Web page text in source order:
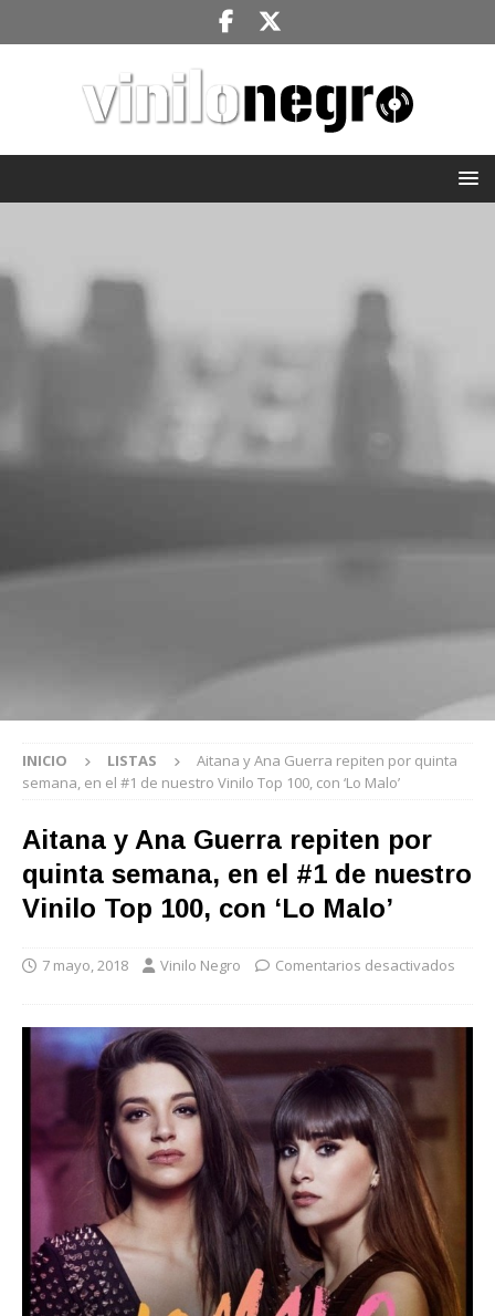
INICIO LISTAS
Aitana y Ana Guerra repiten por quinta
semana, en el #1 de nuestro Vinilo Top 100, con ‘Lo Malo’
Aitana y Ana Guerra repiten por
quinta semana, en el #1 de nuestro
Vinilo Top 100, con ‘Lo Malo’
7 mayo, 2018 Vinilo Negro Comentarios desactivados